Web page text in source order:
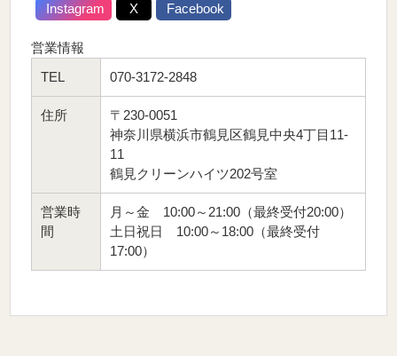
Instagram X Facebook
営業情報
TEL
070-3172-2848
住所
〒230-0051
神奈川県横浜市鶴見区鶴見中央4丁目11-
11
鶴見クリーンハイツ202号室
営業時
間
月～金 10:00～21:00（最終受付20:00）
土日祝日 10:00～18:00（最終受付
17:00）